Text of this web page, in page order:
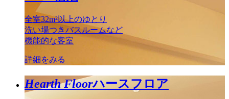
全室32m²以上のゆとり
洗い場つきバスルームなど
機能的な客室
詳細をみる
Hearth Floorハースフロア